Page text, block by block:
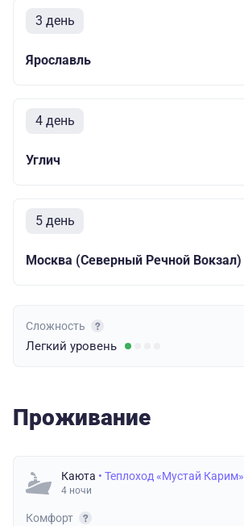
3 день
Ярославль
4 день
Углич
5 день
Москва (Северный Речной Вокзал)
Сложность
Легкий уровень
Проживание
Каюта • Теплоход «Мустай Карим»
4 ночи
Комфорт